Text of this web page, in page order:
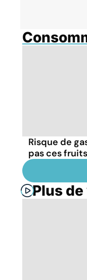
Risque de
pas ces
Plus